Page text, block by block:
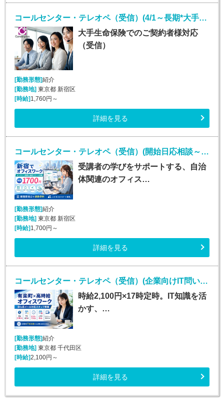
コールセンター・テレオペ（受信）(4/1～長期*大手生保お客様対応受電)
大手生命保険でのご契約者様対応
（受信）
[勤務形態]紹介
[勤務地] 東京都 新宿区
[時給] 1,760円～
詳細を見る
コールセンター・テレオペ（受信）(開始日応相談～2027年1月末*オンライン研修受講サポート)
受講者の学びをサポートする、自治
体関連のオフィス…
[勤務形態]紹介
[勤務地] 東京都 新宿区
[時給] 1,700円～
詳細を見る
コールセンター・テレオペ（受信）(企業向けIT問い合わせ対応・メールサポート)
時給2,100円×17時定時。IT知識を活
かす、…
[勤務形態]紹介
[勤務地] 東京都 千代田区
[時給]2,100円～
詳細を見る